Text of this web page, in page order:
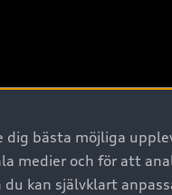
dig bästa möjliga
medier och för att
kan självklart